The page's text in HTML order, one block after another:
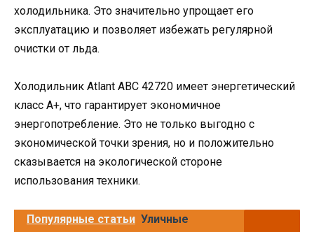
холодильника. Это значительно упрощает его
эксплуатацию и позволяет избежать регулярной
очистки от льда.
Холодильник Аtlant ABC 42720 имеет энергетический
класс A+, что гарантирует экономичное
энергопотребление. Это не только выгодно с
экономической точки зрения, но и положительно
сказывается на экологической стороне
использования техники.
Популярные статьи Уличные